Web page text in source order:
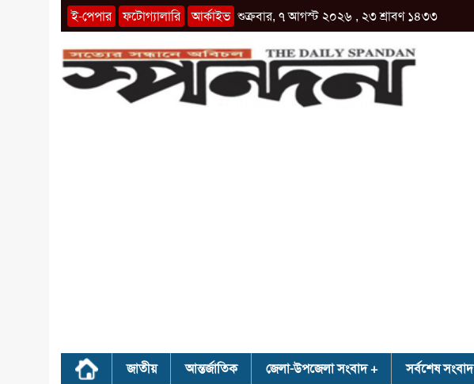
ই-পেপার ফটোগ্যালারি আর্কাইভ শুক্রবার, ৭ আগস্ট ২০২৬ , ২৩ শ্রাবণ ১৪৩৩
জাতীয় আন্তর্জাতিক জেলা-উপজেলা সংবাদ সর্বশেষ সংবাদ